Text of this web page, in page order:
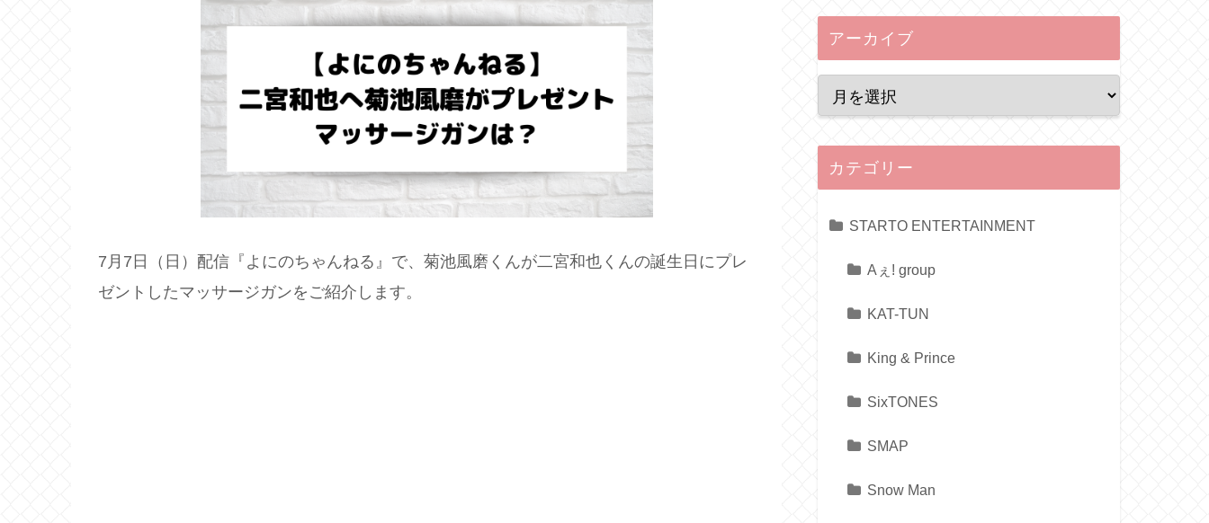
7月7日（日）配信『よにのちゃんねる』で、菊池風磨くんが二宮和也くんの誕生日にプレ
ゼントしたマッサージガンをご紹介します。
アーカイブ
カテゴリー
STARTO ENTERTAINMENT
Aぇ! group
KAT-TUN
King & Prince
SixTONES
SMAP
Snow Man